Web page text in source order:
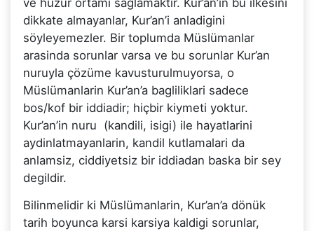
ve huzur ortami saglamaktir. Kur’an’in bu ilkesini
dikkate almayanlar, Kur’an’i anladigini
söyleyemezler. Bir toplumda Müslümanlar
arasinda sorunlar varsa ve bu sorunlar Kur’an
nuruyla çözüme kavusturulmuyorsa, o
Müslümanlarin Kur’an’a bagliliklari sadece
bos/kof bir iddiadir; hiçbir kiymeti yoktur.
Kur’an’in nuru (kandili, isigi) ile hayatlarini
aydinlatmayanlarin, kandil kutlamalari da
anlamsiz, ciddiyetsiz bir iddiadan baska bir sey
degildir.
Bilinmelidir ki Müslümanlarin, Kur’an’a dönük
tarih boyunca karsi karsiya kaldigi sorunlar,